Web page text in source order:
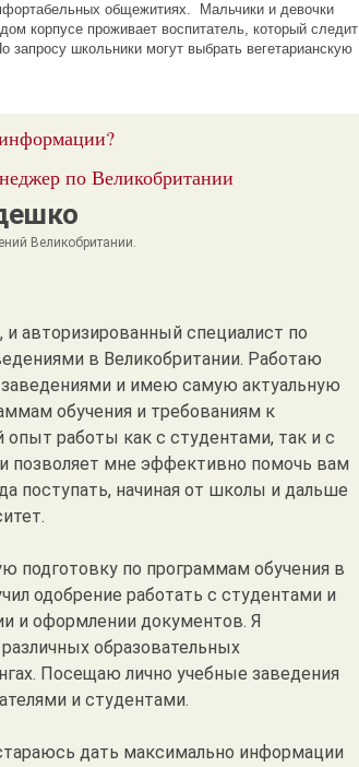
общежитиях. Мальчики и девочки
корпусе проживает воспитатель, который следит
запросу школьники могут выбрать вегетарианскую
по Великобритании
Великобритании.
авторизированный специалист по
в Великобритании. Работаю
и имею самую актуальную
обучения и требованиям к
работы как с студентами, так и с
позволяет мне эффективно помочь вам
поступать, начиная от школы и дальше
подготовку по программам обучения в
одобрение работать с студентами и
и оформлении документов. Я
образовательных
Посещаю лично учебные заведения
и студентами.
дать максимально информации